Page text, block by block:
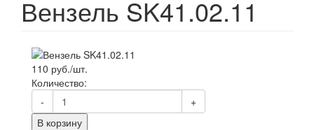
Вензель SK41.02.11
110 руб./шт.
Количество:
-
+
В корзину